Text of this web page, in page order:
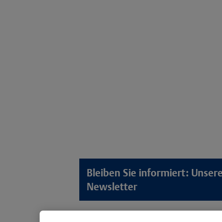
Bleiben Sie informiert:
Newsletter